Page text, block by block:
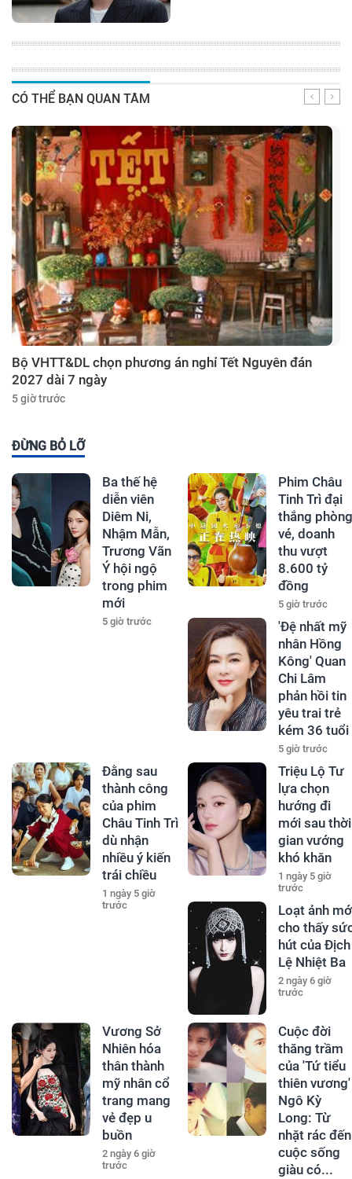
CÓ THỂ BẠN QUAN TÂM
Bộ VHTT&DL chọn phương án nghỉ Tết Nguyên đán
2027 dài 7 ngày
5 giờ trước
ĐỪNG BỎ LỠ
Ba thế hệ
diễn viên
Diêm Ni,
Nhậm Mẫn,
Trương Vãn
Ý hội ngộ
trong phim
mới
5 giờ trước
Phim Châu
Tinh Trì đại
thắng phòng
vé, doanh
thu vượt
8.600 tỷ
đồng
5 giờ trước
'Đệ nhất mỹ
nhân Hồng
Kông' Quan
Chi Lâm
phản hồi tin
yêu trai trẻ
kém 36 tuổi
5 giờ trước
Đằng sau
thành công
của phim
Châu Tinh Trì
dù nhận
nhiều ý kiến
trái chiều
1 ngày 5 giờ
trước
Triệu Lộ Tư
lựa chọn
hướng đi
mới sau thời
gian vướng
khó khăn
1 ngày 5 giờ
trước
Loạt ảnh
cho thấy
hút của Địch
Lệ Nhiệt Ba
2 ngày 6 giờ
trước
Vương Sở
Nhiên hóa
thân thành
mỹ nhân cổ
trang mang
vẻ đẹp u
buồn
2 ngày 6 giờ
trước
Cuộc đời
thăng trầm
của 'Tứ tiểu
thiên vương'
Ngô Kỳ
Long: Từ
nhặt rác đến
cuộc sống
giàu có...